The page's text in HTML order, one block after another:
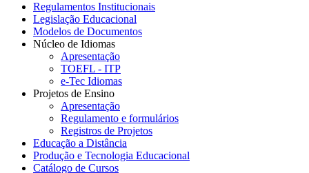
Regulamentos Institucionais
Legislação Educacional
Modelos de Documentos
Núcleo de Idiomas
Apresentação
TOEFL - ITP
e-Tec Idiomas
Projetos de Ensino
Apresentação
Regulamento e formulários
Registros de Projetos
Educação a Distância
Produção e Tecnologia Educacional
Catálogo de Cursos